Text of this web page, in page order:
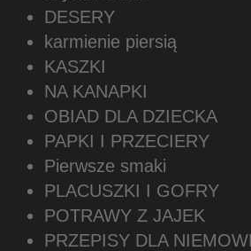
DESERY
karmienie piersią
KASZKI
NA KANAPKI
OBIAD DLA DZIECKA
PAPKI I PRZECIERY
Pierwsze smaki
PLACUSZKI I GOFRY
POTRAWY Z JAJEK
PRZEPISY DLA